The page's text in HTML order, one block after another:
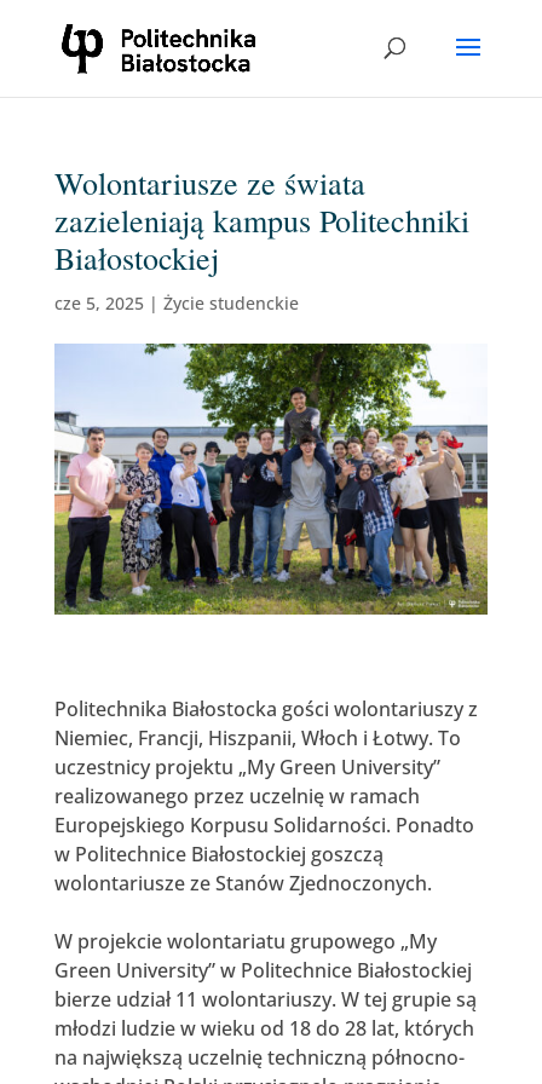
Wolontariusze ze świata
zazieleniają kampus Politechniki
Białostockiej
cze 5, 2025| Życie studenckie
Politechnika Białostocka gości wolontariuszy z
Niemiec, Francji, Hiszpanii, Włoch i Łotwy. To
uczestnicy projektu „My Green University”
realizowanego przez uczelnię w ramach
Europejskiego Korpusu Solidarności. Ponadto
w Politechnice Białostockiej goszczą
wolontariusze ze Stanów Zjednoczonych.
W projekcie wolontariatu grupowego „My
Green University” w Politechnice Białostockiej
bierze udział 11 wolontariuszy. W tej grupie są
młodzi ludzie w wieku od 18 do 28 lat, których
na największą uczelnię techniczną północno-